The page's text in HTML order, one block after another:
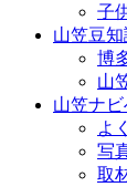
子
山笠豆知
博
山
山笠ナ
よ
写
取